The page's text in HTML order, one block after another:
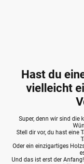
Hast du
vielleicht
Super, denn wir sind die
Stell dir vor, du hast eine
Oder ein einzigartiges
Und das ist erst der